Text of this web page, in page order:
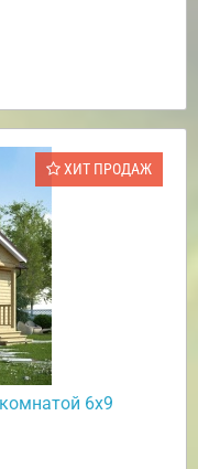
ХИТ ПРОДАЖ
6х9